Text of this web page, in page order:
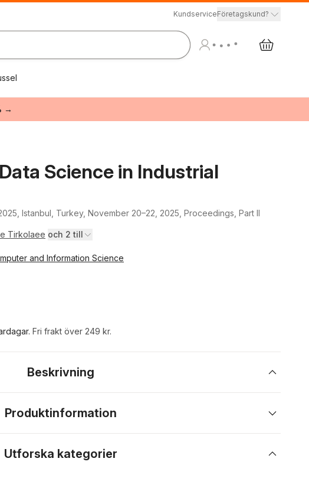
KundserviceFöretagskund?
→
Science in Industrial
Istanbul, Turkey, November 20–22, 2025, Proceedings, Part II
Tirkolaee och 2 till
and Information Science
. Fri frakt över 249 kr.
Beskrivning
Produktinformation
Utforska kategorier